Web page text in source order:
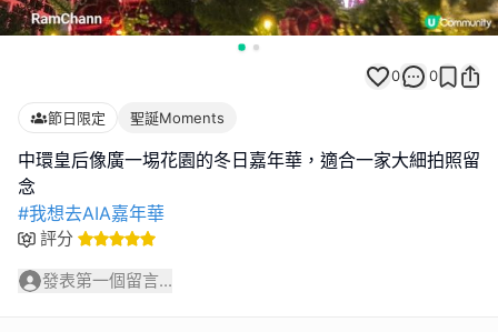
0 0
節日限定 聖誕Moments
中環皇后像廣一埸花園的冬日嘉年華，適合一家大細拍照留
#我想去AIA嘉年華
評分
發表第一個留言...